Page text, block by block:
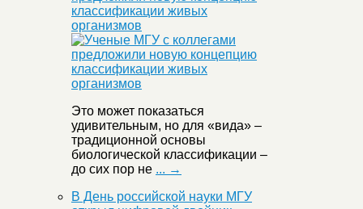
классификации живых
организмов
Это может показаться
удивительным, но для «вида» –
традиционной основы
биологической классификации –
до сих пор не ... →
В День российской науки МГУ